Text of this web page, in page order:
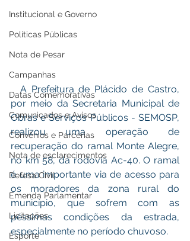
Institucional e Governo
Políticas Públicas
Nota de Pesar
Campanhas
Datas Comemorativas
Comunicados e Avisos
Convênios e Parcerias
Nota de esclarecimentos
Defesa Civil
Emenda Parlamentar
Licitações
Esporte
  A Prefeitura de Plácido de Castro,
por meio da Secretaria Municipal de
Obras e Serviços Públicos - SEMOSP,
realizou uma operação de
recuperação do ramal Monte Alegre,
no km 58, da rodovia Ac-40. O ramal
é uma importante via de acesso para
os moradores da zona rural do
município, que sofrem com as
péssimas condições da estrada,
especialmente no período chuvoso.